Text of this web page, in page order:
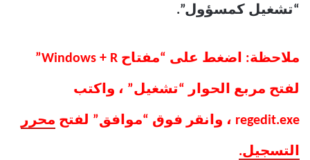
“تشغيل كمسؤول”.
ملاحظة: اضغط على “مفتاح Windows + R”
لفتح مربع الحوار “تشغيل” ، واكتب
regedit.exe ، وانقر فوق “موافق” لفتح محرر
التسجيل.